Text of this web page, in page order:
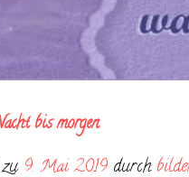
bis morgen
9. Mai 2019 durch